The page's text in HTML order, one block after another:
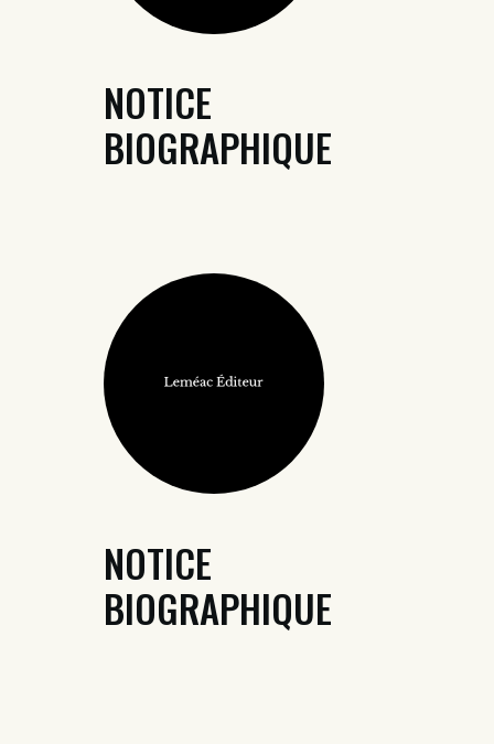
NOTICE
BIOGRAPHIQUE
NOTICE
BIOGRAPHIQUE